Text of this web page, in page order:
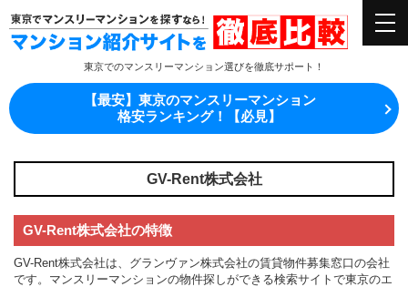
東京でのマンスリーマンション選びを徹底サポート！
【最安】東京のマンスリーマンション
格安ランキング！【必見】
GV-Rent株式会社
GV-Rent株式会社の特徴
GV-Rent株式会社は、グランヴァン株式会社の賃貸物件募集窓口の会社
です。マンスリーマンションの物件探しができる検索サイトで東京のエ